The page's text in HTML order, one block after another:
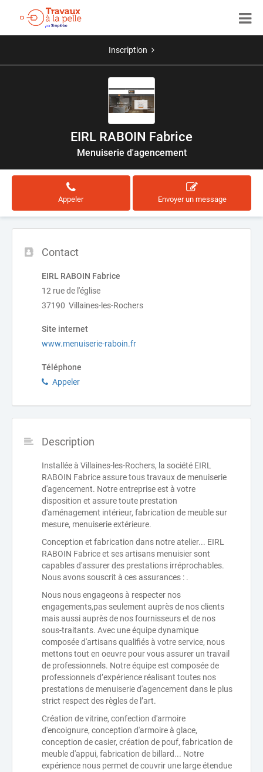
Inscription
EIRL RABOIN Fabrice
Menuiserie d'agencement
Appeler Envoyer un message
Contact
EIRL RABOIN Fabrice
12 rue de l'église
37190 Villaines-les-Rochers
Site internet
www.menuiserie-raboin.fr
Téléphone
Appeler
Description
Installée à Villaines-les-Rochers, la société EIRL
RABOIN Fabrice assure tous travaux de menuiserie
d'agencement. Notre entreprise est à votre
disposition et assure toute prestation
d'aménagement intérieur, fabrication de meuble sur
mesure, menuiserie extérieure.
Conception et fabrication dans notre atelier... EIRL
RABOIN Fabrice et ses artisans menuisier sont
capables d'assurer des prestations irréprochables.
Nous avons souscrit à ces assurances : .
Nous nous engageons à respecter nos
engagements,pas seulement auprès de nos clients
mais aussi auprès de nos fournisseurs et de nos
sous-traitants. Avec une équipe dynamique
composée d'artisans qualifiés à votre service, nous
mettons tout en oeuvre pour vous assurer un travail
de professionnels. Notre équipe est composée de
professionnels d’expérience réalisant toutes nos
prestations de menuiserie d'agencement dans le plus
strict respect des règles de l’art.
Création de vitrine, confection d'armoire
d'encoignure, conception d'armoire à glace,
conception de casier, création de pouf, fabrication de
meuble d'appui, fabrication de billard... Notre
expérience nous permet de couvrir une large étendue